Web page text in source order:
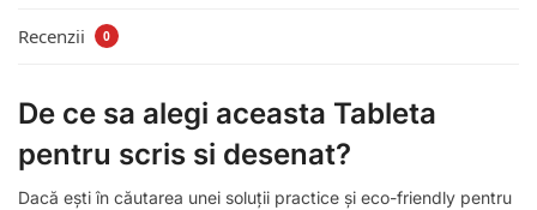
Recenzii 0
De ce sa alegi aceasta Tableta
pentru scris si desenat?
Dacă ești în căutarea unei soluții practice și eco-friendly pentru